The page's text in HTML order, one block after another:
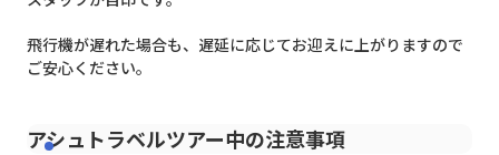
飛行機が遅れた場合も、遅延に応じてお迎えに上がりますので
ご安心ください。
アシュトラベルツアー中の注意事項